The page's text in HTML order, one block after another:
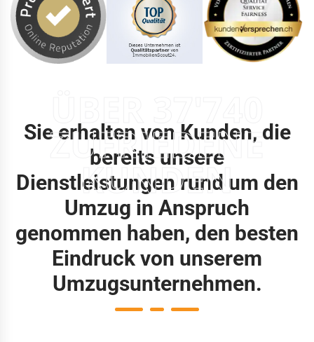
ZUFRIEDENE
KUNDEN
Sie erhalten von Kunden, die
bereits unsere
Dienstleistungen rund um den
Umzug in Anspruch
genommen haben, den besten
Eindruck von unserem
Umzugsunternehmen.